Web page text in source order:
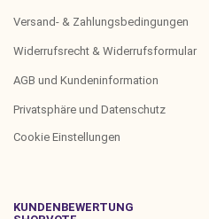
Versand- & Zahlungsbedingungen
Widerrufsrecht & Widerrufsformular
AGB und Kundeninformation
Privatsphäre und Datenschutz
Cookie Einstellungen
KUNDENBEWERTUNG